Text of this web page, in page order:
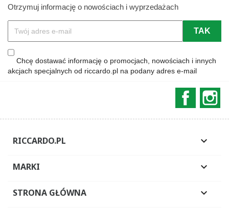
Otrzymuj informację o nowościach i wyprzedażach
Chcę dostawać informację o promocjach, nowościach i innych
akcjach specjalnych od riccardo.pl na podany adres e-mail
RICCARDO.PL 
MARKI 
STRONA GŁÓWNA 